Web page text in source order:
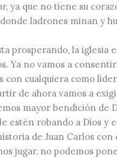
ya que no tiene su
ladrones minan y
prosperando, la iglesia
Ya no vamos a
con cualquiera como
de ahora vamos a
mayor bendición de
estén robando a Dios y
de Juan Carlos
jugar, no podemos